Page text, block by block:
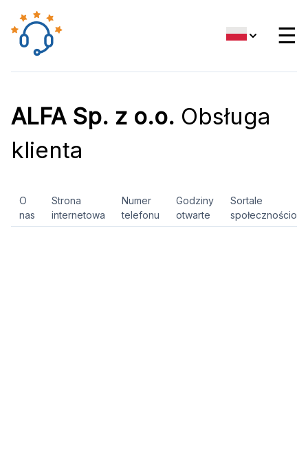
☰
ALFA Sp. z o.o. Obsługa
klienta
O
nas
Strona
internetowa
Numer
telefonu
Godziny
otwarte
Sortale